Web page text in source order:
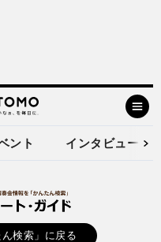
ント インタビュー
検索」に戻る